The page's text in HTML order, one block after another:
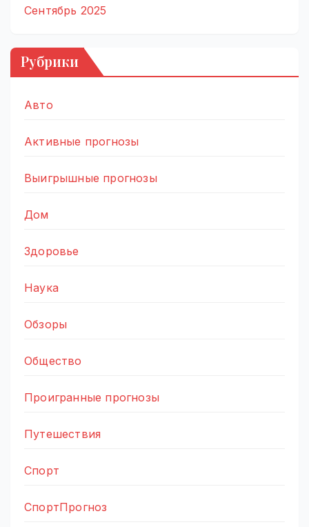
Сентябрь 2025
Рубрики
Авто
Активные прогнозы
Выигрышные прогнозы
Дом
Здоровье
Наука
Обзоры
Общество
Проигранные прогнозы
Путешествия
Спорт
СпортПрогноз